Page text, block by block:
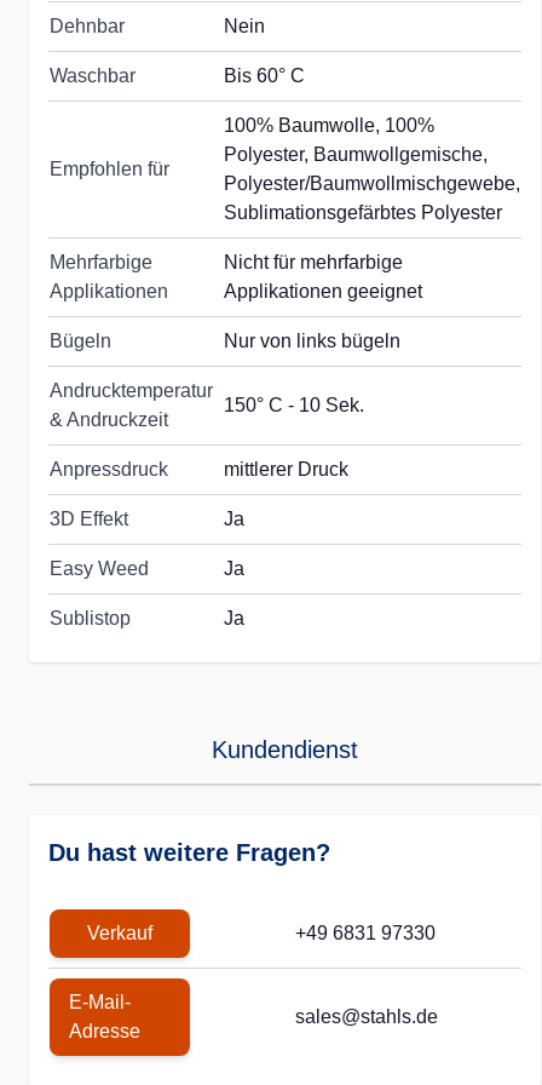
Dehnbar Nein
Waschbar Bis 60° C
Empfohlen für
100% Baumwolle, 100%
Polyester, Baumwollgemische,
Polyester/Baumwollmischgewebe,
Sublimationsgefärbtes Polyester
Mehrfarbige
Applikationen
Nicht für mehrfarbige
Applikationen geeignet
Bügeln Nur von links bügeln
Andrucktemperatur
& Andruckzeit
150° C - 10 Sek.
Anpressdruck mittlerer Druck
3D Effekt Ja
Easy Weed Ja
Sublistop Ja
Kundendienst
Du hast weitere Fragen?
Verkauf +49 6831 97330
E-Mail-
Adresse
sales@stahls.de